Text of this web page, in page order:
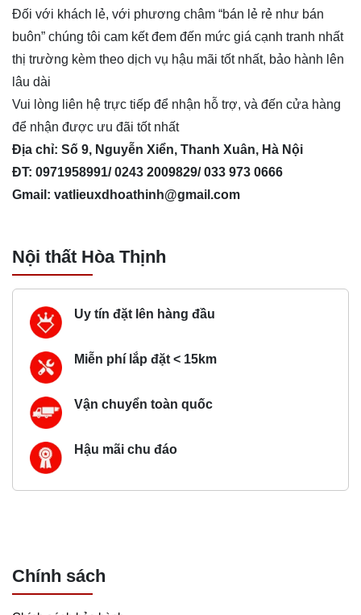
Đối với khách lẻ, với phương châm “bán lẻ rẻ như bán
buôn” chúng tôi cam kết đem đến mức giá cạnh tranh nhất
thị trường kèm theo dịch vụ hậu mãi tốt nhất, bảo hành lên
lâu dài
Vui lòng liên hệ trực tiếp để nhận hỗ trợ, và đến cửa hàng
để nhận được ưu đãi tốt nhất
Địa chỉ: Số 9, Nguyễn Xiển, Thanh Xuân, Hà Nội
ĐT: 0971958991/ 0243 2009829/ 033 973 0666
Gmail: vatlieuxdhoathinh@gmail.com
Nội thất Hòa Thịnh
Uy tín đặt lên hàng đầu
Miễn phí lắp đặt < 15km
Vận chuyển toàn quốc
Hậu mãi chu đáo
Chính sách